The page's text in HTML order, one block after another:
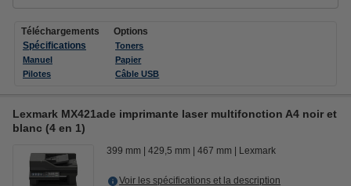
Téléchargements
Spécifications
Manuel
Pilotes
Options
Toners
Papier
Câble USB
Lexmark MX421ade imprimante laser multifonction A4 noir et
blanc (4 en 1)
399 mm 429,5 mm 467 mm Lexmark
Voir les spécifications et la description